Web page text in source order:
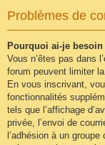
Problèmes de
Pourquoi ai-je
Vous n’êtes pas dans
forum peuvent limiter
En vous inscrivant,
fonctionnalités
tels que l’affichage
privée, l’envoi de
l’adhésion à un